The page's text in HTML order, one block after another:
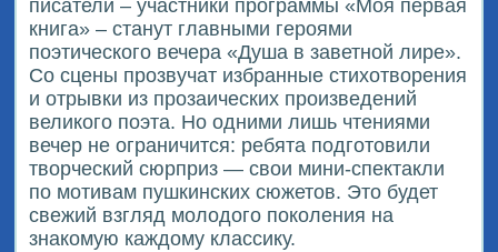
писатели – участники программы «Моя первая
книга» – станут главными героями
поэтического вечера «Душа в заветной лире».
Со сцены прозвучат избранные стихотворения
и отрывки из прозаических произведений
великого поэта. Но одними лишь чтениями
вечер не ограничится: ребята подготовили
творческий сюрприз — свои мини-спектакли
по мотивам пушкинских сюжетов. Это будет
свежий взгляд молодого поколения на
знакомую каждому классику.